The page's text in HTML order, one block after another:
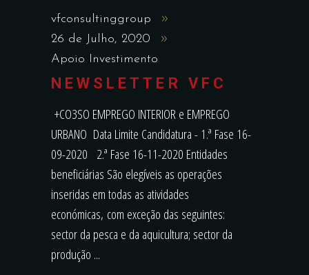
vfconsultinggroup
26 de Julho, 2020
Apoio Investimento
NEWSLETTER VFC
+CO3SO EMPREGO INTERIOR e EMPREGO
URBANO Data Limite Candidatura - 1.ª Fase 16-
09-2020 2.ª Fase 16-11-2020 Entidades
beneficiárias São elegíveis as operações
inseridas em todas as atividades
económicas, com exceção das seguintes:
sector da pesca e da aquicultura; sector da
produção